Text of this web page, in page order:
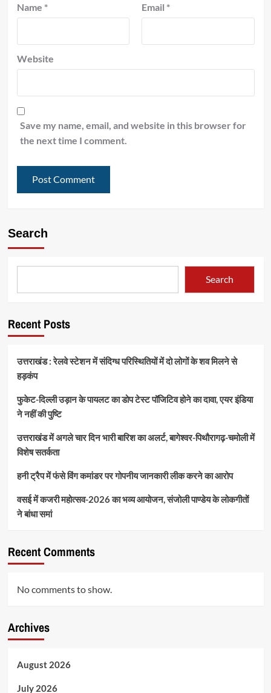
Name * Email *
Website
Save my name, email, and website in this browser for
the next time I comment.
Search
Search
Recent Posts
उत्तराखंड : रेलवे स्टेशन में संदिग्ध परिस्थितियों में दो लोगों के शव मिलने से
हड़कंप
फुकेट-दिल्ली उड़ान के पायलट का डोप टेस्ट पॉजिटिव होने का दावा, एयर इंडिया
ने नहीं की पुष्टि
उत्तराखंड में अगले चार दिन भारी बारिश का अलर्ट, बागेश्वर-पिथौरागढ़-चमोली में
विशेष सतर्कता
हनी ट्रैप में फंसे विंग कमांडर पर गोपनीय जानकारी लीक करने का आरोप
वसई में कजरी महोत्सव-2026 का भव्य आयोजन, संजोली पाण्डेय के लोकगीतों
ने बांधा समां
Recent Comments
No comments to show.
Archives
August 2026
July 2026